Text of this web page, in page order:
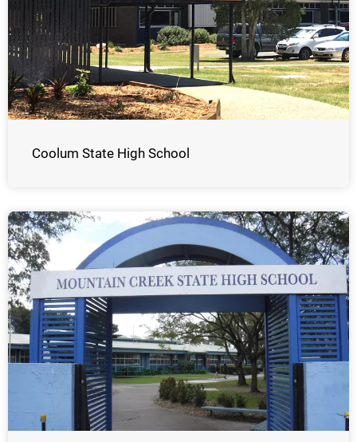
Coolum State High School